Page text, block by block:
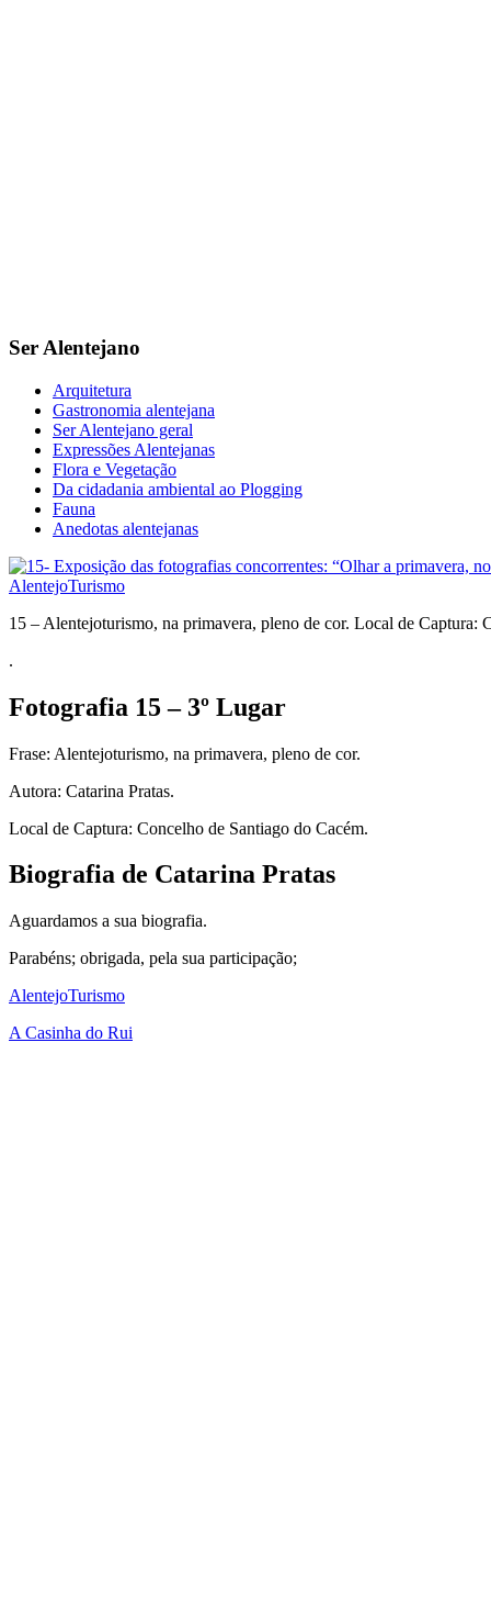
Ser Alentejano
Arquitetura
Gastronomia alentejana
Ser Alentejano geral
Expressões Alentejanas
Flora e Vegetação
Da cidadania ambiental ao Plogging
Fauna
Anedotas alentejanas
15 – Alentejoturismo, na primavera, pleno de cor. Local de Captura:
.
Fotografia 15 – 3º Lugar
Frase: Alentejoturismo, na primavera, pleno de cor.
Autora: Catarina Pratas.
Local de Captura: Concelho de Santiago do Cacém.
Biografia de Catarina Pratas
Aguardamos a sua biografia.
Parabéns; obrigada, pela sua participação;
AlentejoTurismo
A Casinha do Rui